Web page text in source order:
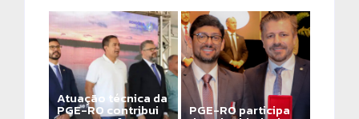
Atuação técnica da
PGE-RO contribui PGE-RO participa